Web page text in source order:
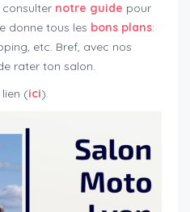
consulter notre guide pour
donne tous les bons plans:
etc. Bref, avec nos
rater ton salon.
(ici).